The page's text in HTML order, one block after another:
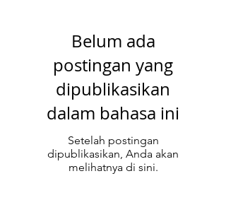
Belum ada
postingan yang
dipublikasikan
dalam bahasa ini
Setelah postingan
dipublikasikan, Anda akan
melihatnya di sini.